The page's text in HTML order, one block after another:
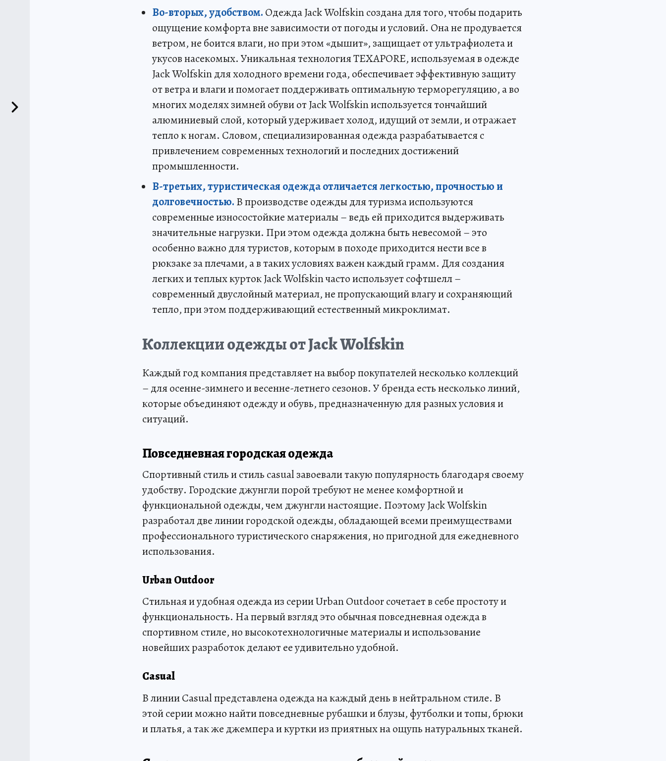
Во-вторых, удобством. Одежда Jack Wolfskin создана для того, чтобы подарить
ощущение комфорта вне зависимости от погоды и условий. Она не продувается
ветром, не боится влаги, но при этом «дышит», защищает от ультрафиолета и
укусов насекомых. Уникальная технология TEXAPORE, используемая в одежде
Jack Wolfskin для холодного времени года, обеспечивает эффективную защиту
от ветра и влаги и помогает поддерживать оптимальную терморегуляцию, а во
многих моделях зимней обуви от Jack Wolfskin используется тончайший
алюминиевый слой, который удерживает холод, идущий от земли, и отражает
тепло к ногам. Словом, специализированная одежда разрабатывается с
привлечением современных технологий и последних достижений
промышленности.
В-третьих, туристическая одежда отличается легкостью, прочностью и
долговечностью. В производстве одежды для туризма используются
современные износостойкие материалы – ведь ей приходится выдерживать
значительные нагрузки. При этом одежда должна быть невесомой – это
особенно важно для туристов, которым в походе приходится нести все в
рюкзаке за плечами, а в таких условиях важен каждый грамм. Для создания
легких и теплых курток Jack Wolfskin часто использует софтшелл –
современный двуслойный материал, не пропускающий влагу и сохраняющий
тепло, при этом поддерживающий естественный микроклимат.
Коллекции одежды от Jack Wolfskin
Каждый год компания представляет на выбор покупателей несколько коллекций
– для осенне-зимнего и весенне-летнего сезонов. У бренда есть несколько линий,
которые объединяют одежду и обувь, предназначенную для разных условия и
ситуаций.
Повседневная городская одежда
Спортивный стиль и стиль casual завоевали такую популярность благодаря своему
удобству. Городские джунгли порой требуют не менее комфортной и
функциональной одежды, чем джунгли настоящие. Поэтому Jack Wolfskin
разработал две линии городской одежды, обладающей всеми преимуществами
профессионального туристического снаряжения, но пригодной для ежедневного
использования.
Urban Outdoor
Стильная и удобная одежда из серии Urban Outdoor сочетает в себе простоту и
функциональность. На первый взгляд это обычная повседневная одежда в
спортивном стиле, но высокотехнологичные материалы и использование
новейших разработок делают ее удивительно удобной.
Casual
В линии Casual представлена одежда на каждый день в нейтральном стиле. В
этой серии можно найти повседневные рубашки и блузы, футболки и топы, брюки
и платья, а так же джемпера и куртки из приятных на ощупь натуральных тканей.